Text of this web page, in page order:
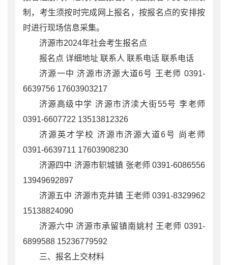
制，考生须按时完成网上报名，按报名点的安排按
时进行现场信息采集。
济源市2024年社会考生报名点
报名点 详细地址 联系人 联系电话 联系电话
济源一中 济源市济源大道6号 王老师 0391-
6639756 17603903217
济源高级中学 济源市济渎大街55号 李老师
0391-6607722 13513812326
济源英才学校 济源市济源大道6号 尚老师
0391-6639711 17603908230
济源四中 济源市轵城镇 张老师 0391-6086556
13949692897
济源五中 济源市克井镇 王老师 0391-8329962
15138824090
济源六中 济源市承留镇南姚村 王老师 0391-
6899588 15236779592
三、报名上交材料